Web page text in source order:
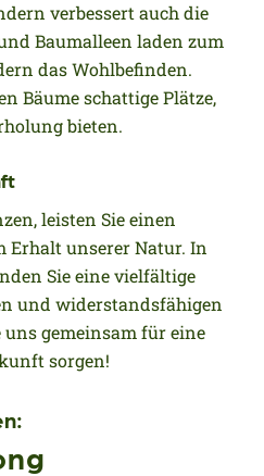
verbessert auch die
Baumalleen laden zum
das Wohlbefinden.
Bäume schattige Plätze,
bieten.
leisten Sie einen
Erhalt unserer Natur. In
Sie eine vielfältige
und widerstandsfähigen
uns gemeinsam für eine
sorgen!